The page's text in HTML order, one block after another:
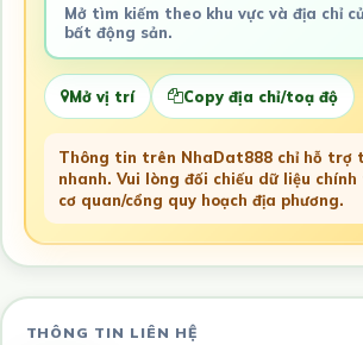
Mở tìm kiếm theo khu vực và địa chỉ
bất động sản.
Mở vị trí Copy địa chỉ/toạ độ
Thông tin trên NhaDat888 chỉ hỗ trợ
nhanh. Vui lòng đối chiếu dữ liệu
cơ quan/cổng quy hoạch địa phương.
THÔNG TIN LIÊN HỆ